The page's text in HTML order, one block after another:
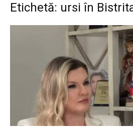
Etichetă: ursi în